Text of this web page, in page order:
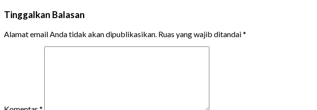
Tinggalkan Balasan
Alamat email Anda tidak akan dipublikasikan. Ruas yang wajib ditandai*